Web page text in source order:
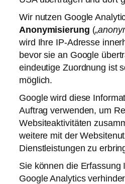
Wir nutzen Google
Anonymisierung („
wird Ihre IP-Adresse
bevor sie an Google
eindeutige Zuordnung ist
möglich.
Google wird diese
Auftrag verwenden, um
Websiteaktivitäten
weitere mit der
Dienstleistungen zu
Sie können die Erfassung
Google Analytics